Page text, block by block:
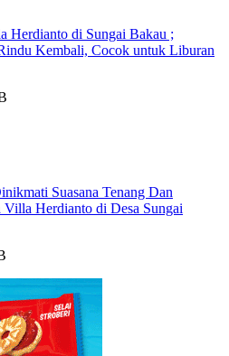
Herdianto di Sungai Bakau ;
Kembali, Cocok untuk Liburan
Suasana Tenang Dan
Villa Herdianto di Desa Sungai